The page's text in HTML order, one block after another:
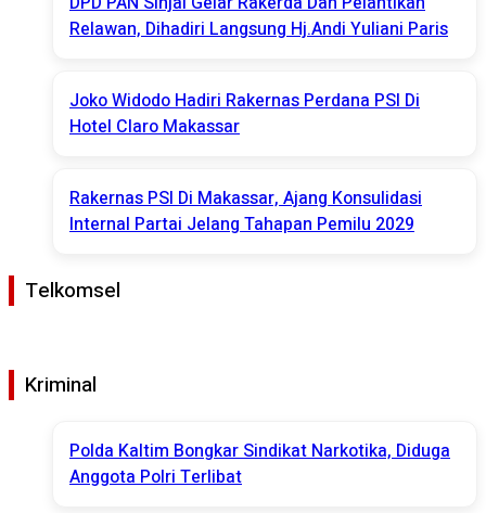
Relawan, Dihadiri Langsung Hj.Andi Yuliani Paris
Joko Widodo Hadiri Rakernas Perdana PSI Di
Hotel Claro Makassar
Rakernas PSI Di Makassar, Ajang Konsulidasi
Internal Partai Jelang Tahapan Pemilu 2029
Telkomsel
Kriminal
Polda Kaltim Bongkar Sindikat Narkotika, Diduga
Anggota Polri Terlibat